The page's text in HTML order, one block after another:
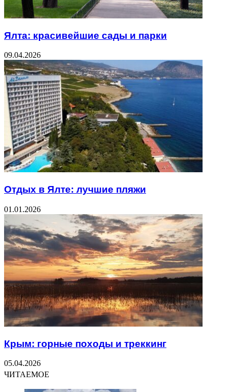
Ялта: красивейшие сады и парки
09.04.2026
Отдых в Ялте: лучшие пляжи
01.01.2026
Крым: горные походы и треккинг
05.04.2026
ЧИТАЕМОЕ